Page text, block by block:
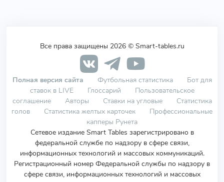
Все права защищены 2026 © Smart-tables.ru
Полная версия сайта Футбольная статистика
Бот для
ставок в LIVE
Глоссарий
Пользовательское
соглашение
Авторы Ставки на угловые
Статистика
голов
Статистика желтых карточек
Профессиональные
капперы Рунета
Сетевое издание Smart Tables зарегистрировано в
федеральной службе по надзору в сфере связи,
информационных технологий и массовых коммуникаций.
Регистрационный номер Федеральной службы по надзору в
сфере связи, информационных технологий и массовых